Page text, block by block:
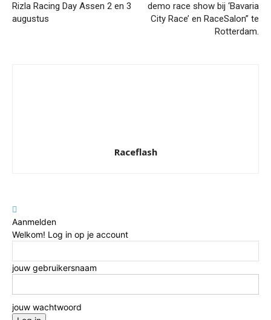
Rizla Racing Day Assen 2 en 3
augustus
demo race show bij ‘Bavaria
City Race’ en RaceSalon” te
Rotterdam.
Raceflash
Aanmelden
Welkom! Log in op je account
jouw gebruikersnaam
jouw wachtwoord